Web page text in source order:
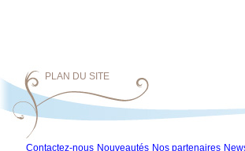
PLAN DU SITE
Contactez-nous Nouveautés Nos partenaires